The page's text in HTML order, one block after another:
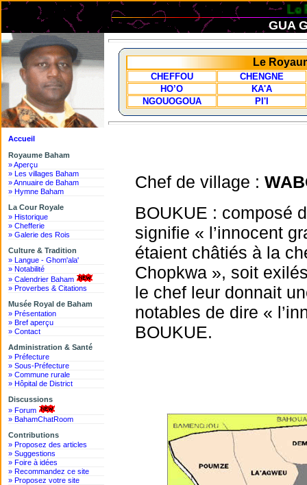
Le
GUA
Accueil
Royaume Baham
» Aperçu
» Les villages Baham
» Annuaire de Baham
» Hymne Baham
La Cour Royale
» Historique
» Chefferie
» Galerie des Rois
Culture & Tradition
» Langue - Ghom'ala'
» Notabilité
» Calendrier Baham
» Proverbes & Citations
Musée Royal de Baham
» Présentation
» Bref aperçu
» Contact
Administration & Santé
» Préfecture
» Sous-Préfecture
» Commune rurale
» Hôpital de District
Discussions
» Forum
» BahamChatRoom
Contributions
» Proposez des articles
» Suggestions
» Foire à idées
» Recommandez ce site
» Proposez votre site
Le
CHEFFOU
CHENGNE
HO’O
KA'A
NGOUOGOUA
PI'I
Chef de village :
BOUKUE : composé
signifie « l’innocent
étaient châtiés à la
Chopkwa », soit
le chef leur donnait
notables de dire «
BOUKUE.